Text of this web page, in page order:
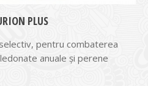
PLUS
pentru combaterea
anuale și perene